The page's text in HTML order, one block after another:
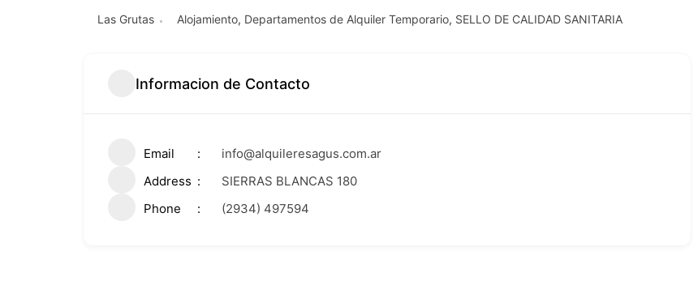
Las Grutas Alojamiento, Departamentos de Alquiler Temporario, SELLO DE CALIDAD SANITARIA
Informacion de Contacto
Email
info@alquileresagus.com.ar
Address
SIERRAS BLANCAS 180
Phone
(2934) 497594